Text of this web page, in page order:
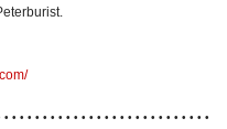
• • • • • • • • • • • • • • • • • • • • • • • • • •